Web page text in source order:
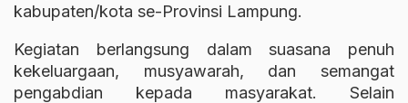
kabupaten/kota se-Provinsi Lampung.
Kegiatan berlangsung dalam suasana penuh
kekeluargaan, musyawarah, dan semangat
pengabdian kepada masyarakat. Selain